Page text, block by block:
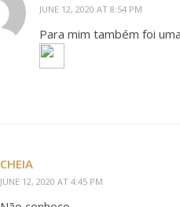
JUNE 12, 2020 AT 8:54 PM
Para mim também foi
CHEIA
JUNE 12, 2020 AT 4:45 PM